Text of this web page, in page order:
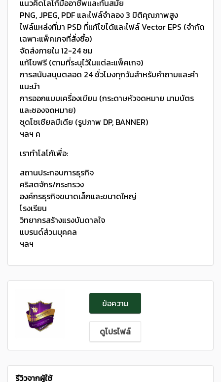
แนวคิดโลโก้มืออาชีพและทันสมัย
PNG, JPEG, PDF และไฟล์จำลอง 3 มิติคุณภาพสูง
ไฟล์แหล่งที่มา PSD ที่แก้ไขได้และไฟล์ Vector EPS (จำกัด
เฉพาะแพ็คเกจที่สั่งซื้อ)
จัดส่งภายใน 12-24 ชม
แก้ไขฟรี (ตามที่ระบุไว้ในแต่ละแพ็คเกจ)
การสนับสนุนตลอด 24 ชั่วโมงทุกวันสำหรับคำถามและคำ
แนะนำ
การออกแบบเครื่องเขียน (กระดาษหัวจดหมาย นามบัตร
และซองจดหมาย)
ชุดโซเชียลมีเดีย (รูปภาพ DP, BANNER)
ฯลฯ ค
เราทำโลโก้เพื่อ:
สถานประกอบการธุรกิจ
คริสตจักร/กระทรวง
องค์กรธุรกิจขนาดเล็กและขนาดใหญ่
โรงเรียน
วิทยากรสร้างแรงบันดาลใจ
แบรนด์ส่วนบุคคล
ฯลฯ
ข้อความ
ดูโปรไฟล์
รีวิวจากผู้ใช้